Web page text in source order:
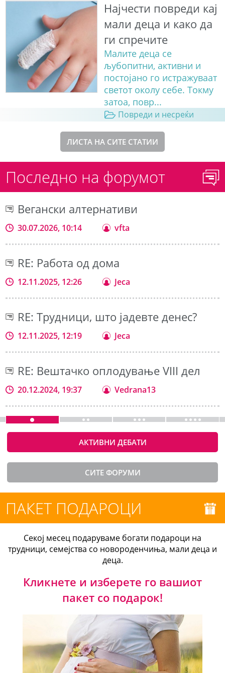
Најчести повреди кај
мали деца и како да
ги спречите
Малите деца се
љубопитни, активни и
постојано го истражуваат
светот околу себе. Токму
затоа, повр...
Повреди и несреќи
ЛИСТА НА СИТЕ СТАТИИ
Последно на форумот
Вегански алтернативи
30.07.2026, 10:14 vfta
RE: Работа од дома
12.11.2025, 12:26 Jeca
RE: Трудници, што јадевте денес?
12.11.2025, 12:19 Jeca
RE: Вештачко оплодување VIII дел
20.12.2024, 19:37 Vedrana13
АКТИВНИ ДЕБАТИ
СИТЕ ФОРУМИ
ПАКЕТ ПОДАРОЦИ
Секој месец подаруваме богати подароци на
трудници, семејства со новороденчиња, мали деца и
деца.
Кликнете и изберете го вашиот
пакет со подарок!